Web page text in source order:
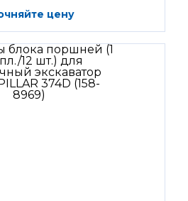
цену